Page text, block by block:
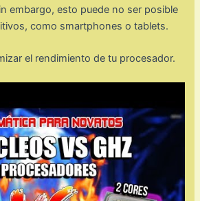
embargo, esto puede no ser posible
como smartphones o tablets.
el rendimiento de tu procesador.